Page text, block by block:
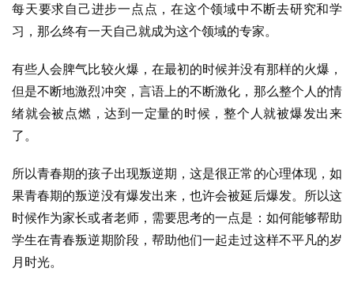
每天要求自己进步一点点，在这个领域中不断去研究和学
习，那么终有一天自己就成为这个领域的专家。
有些人会脾气比较火爆，在最初的时候并没有那样的火爆，
但是不断地激烈冲突，言语上的不断激化，那么整个人的情
绪就会被点燃，达到一定量的时候，整个人就被爆发出来
了。
所以青春期的孩子出现叛逆期，这是很正常的心理体现，如
果青春期的叛逆没有爆发出来，也许会被延后爆发。所以这
时候作为家长或者老师，需要思考的一点是：如何能够帮助
学生在青春叛逆期阶段，帮助他们一起走过这样不平凡的岁
月时光。